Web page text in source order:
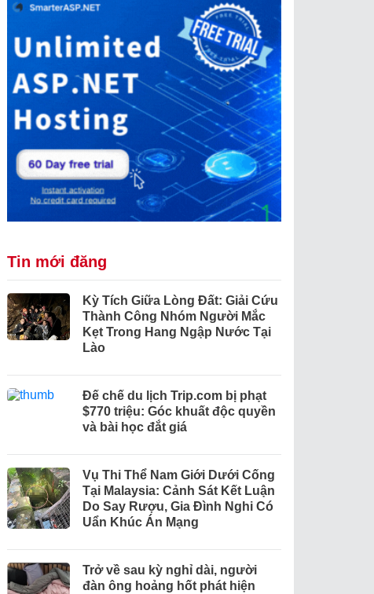
Tin mới đăng
Kỳ Tích Giữa Lòng Đất: Giải Cứu
Thành Công Nhóm Người Mắc
Kẹt Trong Hang Ngập Nước Tại
Lào
Đế chế du lịch Trip.com bị phạt
$770 triệu: Góc khuất độc quyền
và bài học đắt giá
Vụ Thi Thể Nam Giới Dưới Cống
Tại Malaysia: Cảnh Sát Kết Luận
Do Say Rượu, Gia Đình Nghi Có
Uẩn Khúc Án Mạng
Trở về sau kỳ nghỉ dài, người
đàn ông hoảng hốt phát hiện